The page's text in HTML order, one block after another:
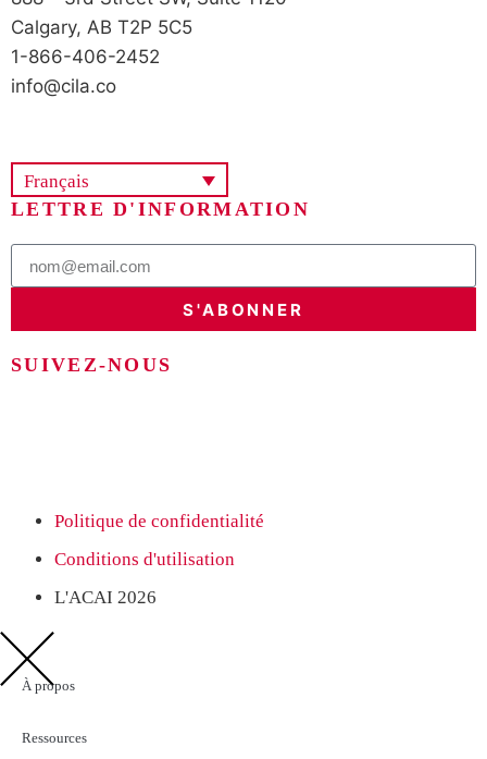
Calgary, AB T2P 5C5
1-866-406-2452
info@cila.co
Français
LETTRE D'INFORMATION
S'ABONNER
SUIVEZ-NOUS
Politique de confidentialité
Conditions d'utilisation
L'ACAI 2026
À propos
Ressources